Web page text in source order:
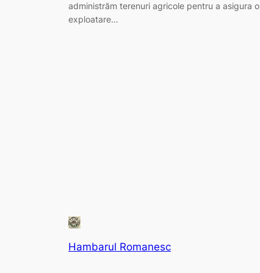
administrăm terenuri agricole pentru a asigura o
exploatare…
Hambarul Romanesc